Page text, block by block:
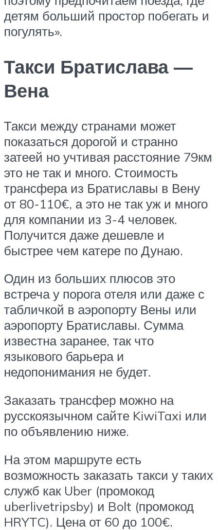
детям больший простор побегать и
погулять».
Такси Братислава —
Вена
Такси между странами может
показаться дорогой и странно
затеей но учтивая расстояние 79км
это не так и много. Стоимость
трансфера из Братиславы в Вену
от 80-110€, а это не так уж и много
для компании из 3-4 человек.
Получится даже дешевле и
быстрее чем катере по Дунаю.
Один из больших плюсов это
встреча у порога отеля или даже с
табличкой в аэропорту Вены или
аэропорту Братиславы. Сумма
известна заранее, так что
языкового барьера и
недопонимания не будет.
Заказать трансфер можно на
русскоязычном сайте KiwiTaxi или
по объявлению ниже.
На этом маршруте есть
возможность заказать такси у таких
служб как Uber (промокод
uberlivetripsby) и Bolt (промокод
HRYTC). Цена от 60 до 100€.